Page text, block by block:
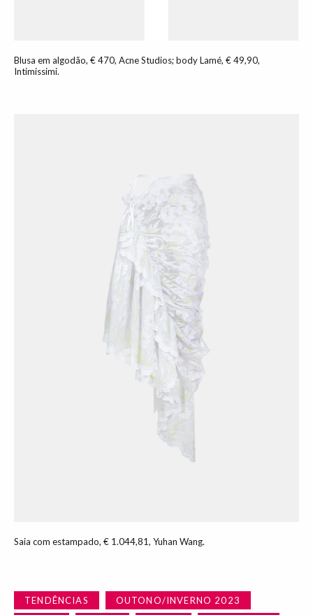
Blusa em algodão, € 470, Acne Studios; body Lamé, € 49,90,
Intimissimi.
Saia com estampado, € 1.044,81, Yuhan Wang.
TENDÊNCIAS
OUTONO/INVERNO 2023